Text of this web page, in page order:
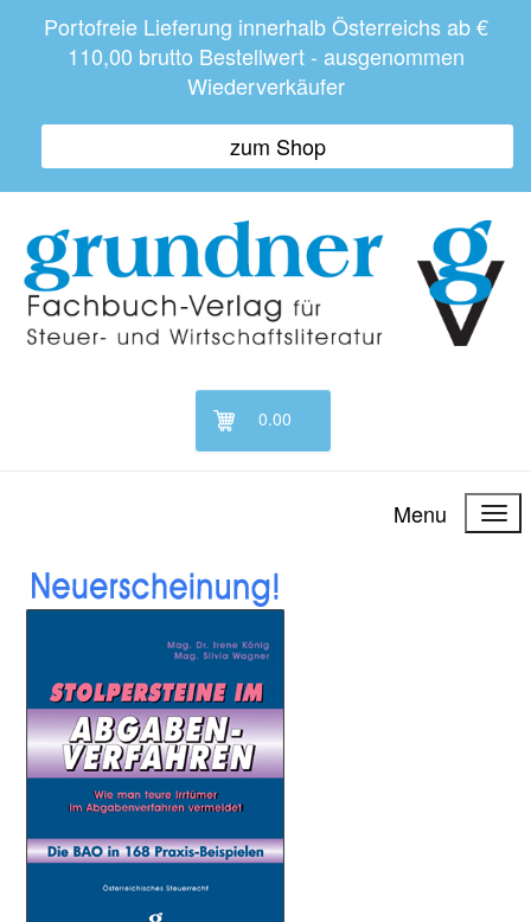
Portofreie Lieferung innerhalb Österreichs ab €
110,00 brutto Bestellwert - ausgenommen
Wiederverkäufer
zum Shop
0.00
Menu